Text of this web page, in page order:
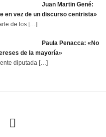
Juan Martin Gené:
en vez de un discurso centrista»
de los […]
Paula Penacca: «No
de la mayoría»
diputada […]